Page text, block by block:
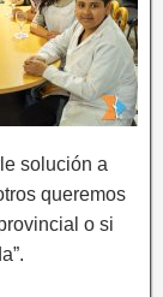
solución a
queremos
o si